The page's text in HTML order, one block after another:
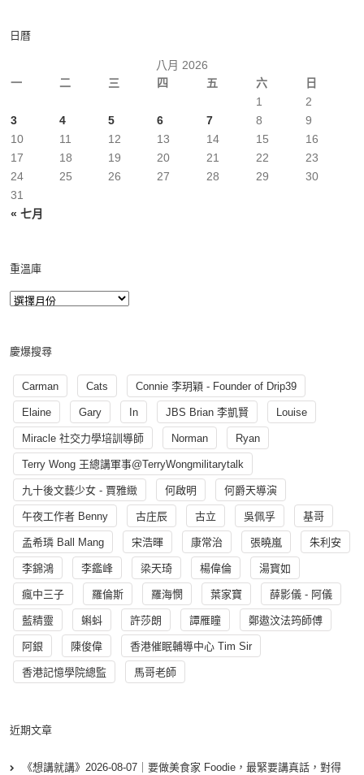
日曆
八月 2026
一
二 三 四 五 六 日
« 七月
1
2
3
4 5 6 7 8
9
10
11 12 13 14 15
16
17
18 19 20 21 22
23
24
25 26 27 28 29
30
31
重溫庫
慶爆搜尋
Carman Cats Connie 李玥穎 - Founder of Drip39
Elaine Gary In JBS Brian 李凱賢 Louise
Miracle 社交力學培訓導師 Norman Ryan
Terry Wong 王總講軍事@TerryWongmilitarytalk
九十後文藝少女 - 賈雅緻 何啟明 何爵天導演
午夜工作者 Benny 古庄辰 古立 吳佩孚 基哥
孟希璘 Ball Mang 宋浩暉 康常治 張曉嵐 朱利安
李錦鴻 李鑑峰 梁天琦 楊偉倫 湯寳如
瘋中三子 羅倫斯 羅海憫 葉家寶 薛影儀 - 阿儀
藍精靈 蝌蚪 許莎朗 譚雁瞳 鄭遨汶法筠師傅
阿銀 陳俊偉 香港催眠輔導中心 Tim Sir
香港記憶學院總監 馬哥老師
近期文章
《想講就講》2026-08-07｜要做美食家 Foodie，最緊要講真話，對得